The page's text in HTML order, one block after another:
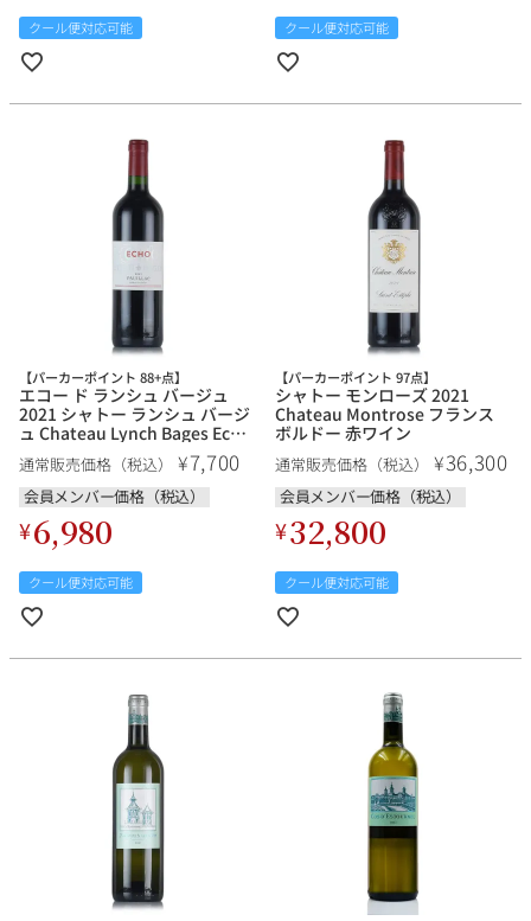
クール便対応可能 クール便対応可能
【パーカーポイント 88+点】
エコー ド ランシュ バージュ
2021 シャトー ランシュ バージ
ュ Chateau Lynch Bages Echo
de Lynch Bages フランス ボル
ドー 赤ワイン
通常販売価格（税込） ¥7,700
会員メンバー価格（税込）
¥6,980
クール便対応可能
【パーカーポイント 97点】
シャトー モンローズ 2021
Chateau Montrose フランス
ボルドー 赤ワイン
通常販売価格（税込） ¥36,300
会員メンバー価格（税込）
¥32,800
クール便対応可能